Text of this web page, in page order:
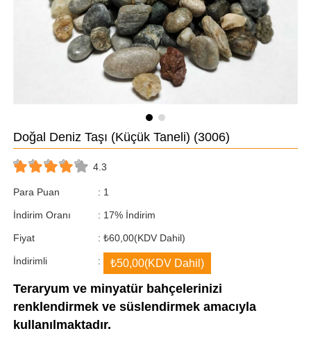
Doğal Deniz Taşı (Küçük Taneli) (3006)
4.3
Para Puan : 1
İndirim Oranı : %
17 İndirim
Fiyat : ₺60,00(KDV Dahil)
İndirimli : ₺50,00(KDV Dahil)
Teraryum ve minyatür bahçelerinizi
renklendirmek ve süslendirmek amacıyla
kullanılmaktadır.